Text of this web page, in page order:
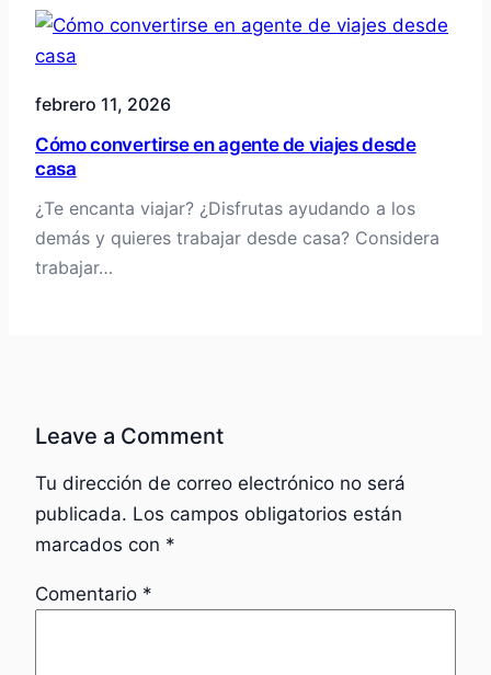
febrero 11, 2026
Cómo convertirse en agente de viajes desde
casa
¿Te encanta viajar? ¿Disfrutas ayudando a los
demás y quieres trabajar desde casa? Considera
trabajar…
Leave a Comment
Tu dirección de correo electrónico no será
publicada. Los campos obligatorios están
marcados con *
Comentario *